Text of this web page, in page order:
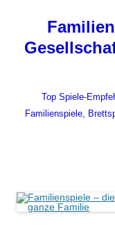
springen
Top Spiele-
Familienspiele,